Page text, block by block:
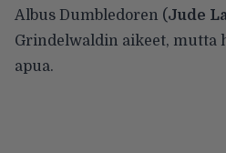
Albus Dumbledoren (Jude
Grindelwaldin aikeet, mutta
apua.